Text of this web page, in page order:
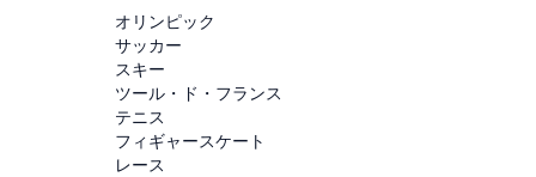
オリンピック
サッカー
スキー
ツール・ド・フランス
テニス
フィギャースケート
レース